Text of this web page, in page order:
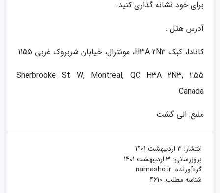
برای خود نشانه گذاری کنید.
آدرس هتل :
کانادا، کبک H3A 2N3، مونترال، خیابان شربروک غربی 1155
1155 Sherbrooke St W, Montreal, QC H3A 2N3,
Canada
منبع: الی گشت
انتشار: 3 اردیبهشت 1401
بروزرسانی: 3 اردیبهشت 1401
گردآورنده: namasho.ir
شناسه مطلب: 4610